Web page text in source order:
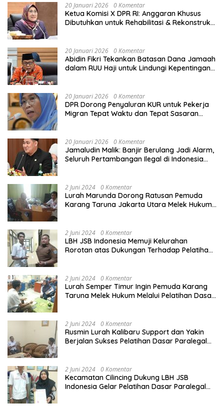
20 Januari 2026 0 Komentar
Ketua Komisi X DPR RI: Anggaran Khusus
Dibutuhkan untuk Rehabilitasi & Rekonstruksi
20 Januari 2026 0 Komentar
Abidin Fikri Tekankan Batasan Dana Jamaah
dalam RUU Haji untuk Lindungi Kepentingan
20 Januari 2026 0 Komentar
DPR Dorong Penyaluran KUR untuk Pekerja
Migran Tepat Waktu dan Tepat Sasaran
20 Januari 2026 0 Komentar
Jamaludin Malik: Banjir Berulang Jadi Alarm,
Seluruh Pertambangan Ilegal di Indonesia
2 Juni 2024 0 Komentar
Lurah Marunda Dorong Ratusan Pemuda
Karang Taruna Jakarta Utara Melek Hukum
2 Juni 2024 0 Komentar
LBH JSB Indonesia Memuji Kelurahan
Rorotan atas Dukungan Terhadap Pelatihan
2 Juni 2024 0 Komentar
Lurah Semper Timur Ingin Pemuda Karang
Taruna Melek Hukum Melalui Pelatihan Dasar
2 Juni 2024 0 Komentar
Rusmin Lurah Kalibaru Support dan Yakin
Berjalan Sukses Pelatihan Dasar Paralegal
2 Juni 2024 0 Komentar
Kecamatan Cilincing Dukung LBH JSB
Indonesia Gelar Pelatihan Dasar Paralegal